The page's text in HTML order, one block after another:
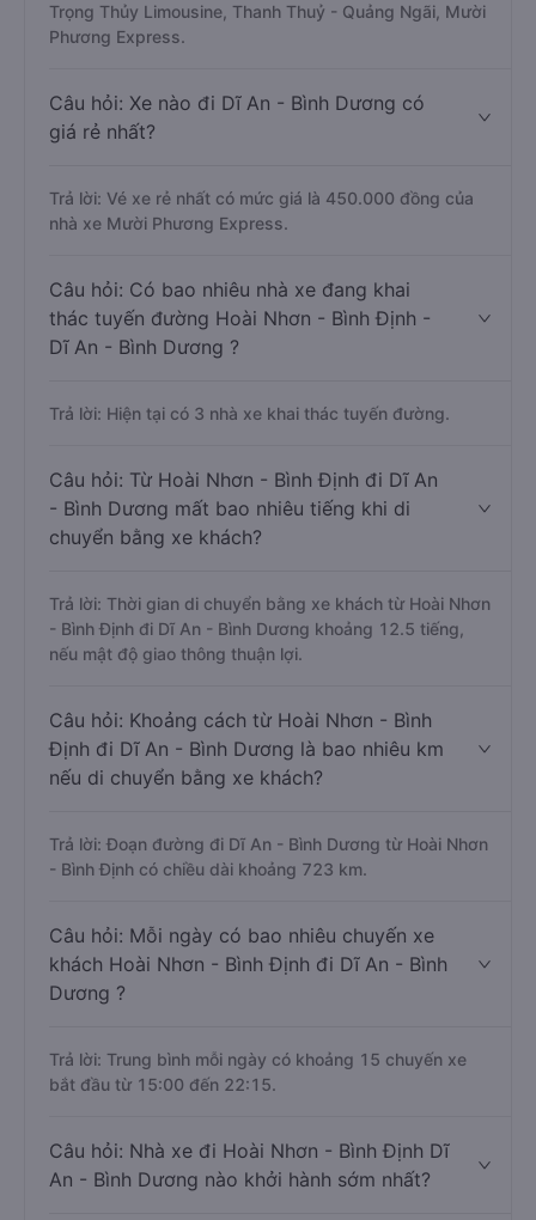
Trọng Thủy Limousine, Thanh Thuỷ - Quảng Ngãi, Mười
Phương Express.
Câu hỏi: Xe nào đi Dĩ An - Bình Dương có
giá rẻ nhất?
Trả lời: Vé xe rẻ nhất có mức giá là 450.000 đồng của
nhà xe Mười Phương Express.
Câu hỏi: Có bao nhiêu nhà xe đang khai
thác tuyến đường Hoài Nhơn - Bình Định -
Dĩ An - Bình Dương ?
Trả lời: Hiện tại có 3 nhà xe khai thác tuyến đường.
Câu hỏi: Từ Hoài Nhơn - Bình Định đi Dĩ An
- Bình Dương mất bao nhiêu tiếng khi di
chuyển bằng xe khách?
Trả lời: Thời gian di chuyển bằng xe khách từ Hoài Nhơn
- Bình Định đi Dĩ An - Bình Dương khoảng 12.5 tiếng,
nếu mật độ giao thông thuận lợi.
Câu hỏi: Khoảng cách từ Hoài Nhơn - Bình
Định đi Dĩ An - Bình Dương là bao nhiêu km
nếu di chuyển bằng xe khách?
Trả lời: Đoạn đường đi Dĩ An - Bình Dương từ Hoài Nhơn
- Bình Định có chiều dài khoảng 723 km.
Câu hỏi: Mỗi ngày có bao nhiêu chuyến xe
khách Hoài Nhơn - Bình Định đi Dĩ An - Bình
Dương ?
Trả lời: Trung bình mỗi ngày có khoảng 15 chuyến xe
bắt đầu từ 15:00 đến 22:15.
Câu hỏi: Nhà xe đi Hoài Nhơn - Bình Định Dĩ
An - Bình Dương nào khởi hành sớm nhất?